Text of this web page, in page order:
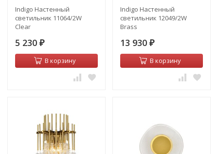
Indigo Настенный
светильник 11064/2W
Clear
5 230 ₽
В корзину
Indigo Настенный
светильник 12049/2W
Brass
13 930 ₽
В корзину